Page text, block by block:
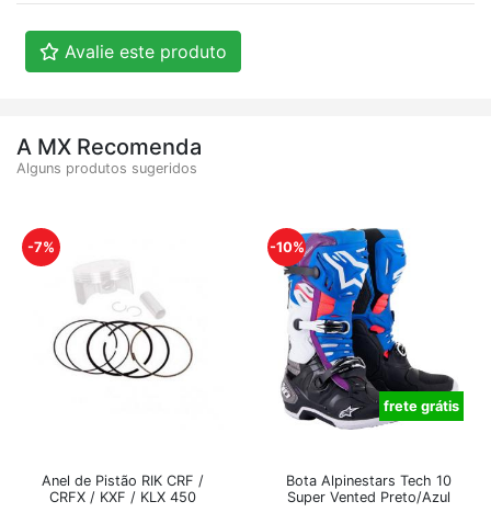
Avalie este produto
A MX Recomenda
Alguns produtos sugeridos
-7%
Anel de Pistão RIK CRF /
CRFX / KXF / KLX 450
-10%
frete grátis
Bota Alpinestars Tech 10
Super Vented Preto/Azul